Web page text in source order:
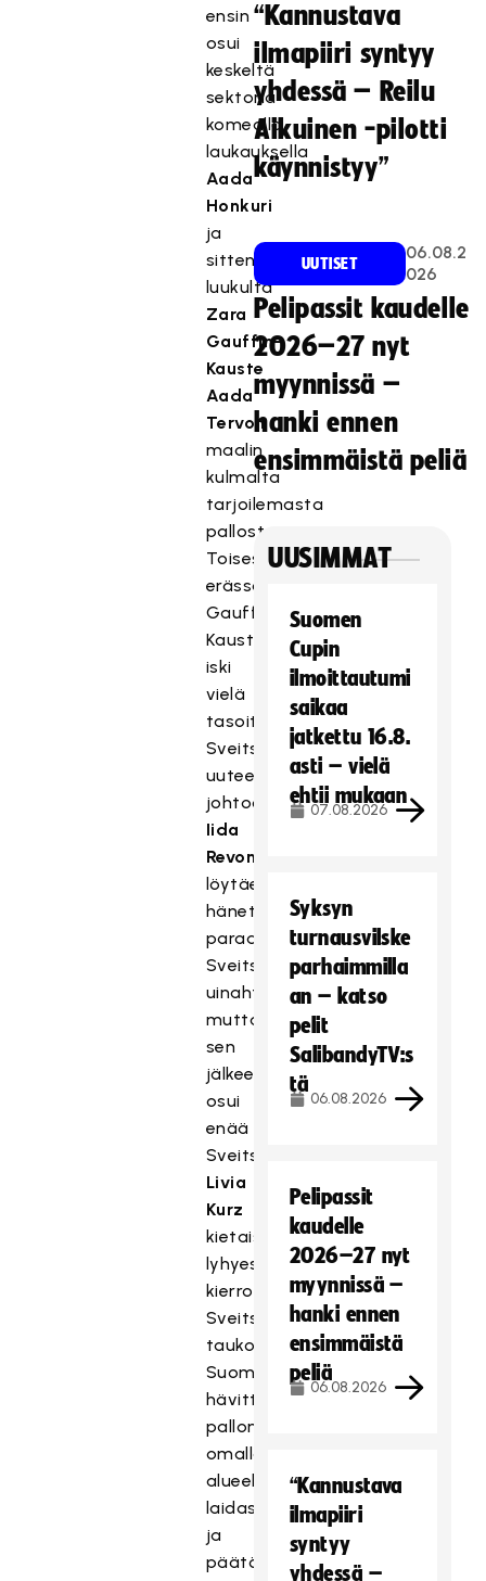
ensin
osui
keskeltä
sektoria
komealla
laukauksella
Aada
Honkuri
ja
sitten
luukulta
Zara
Gauffin-
Kauste
Aada
Tervon
maalin
kulmalta
tarjoilemasta
pallosta.
Toisessa
erässä
Gauffin-
Kauste
iski
vielä
tasoituksen
Sveitsin
uuteen
johtoon
Iida
Revon
löytäessä
hänet
paraatipaikalta
Sveitsin
uinahtaessa,
mutta
sen
jälkeen
osui
enää
Sveitsi.
Livia
Kurz
kietaisi
lyhyestä
kierrosta
Sveitsin
taukojohtoon
Suomen
hävittyä
pallon
omalla
alueella
laidassa,
ja
päätösjaksolla
“Kannustava
ilmapiiri syntyy
yhdessä – Reilu
Aikuinen -pilotti
käynnistyy”
UUTISET
06.08.2
026
Pelipassit kaudelle
2026–27 nyt
myynnissä –
hanki ennen
ensimmäistä peliä
UUSIMMAT
Suomen
Cupin
ilmoittautumi
saikaa
jatkettu 16.8.
asti – vielä
ehtii mukaan
07.08.2026
Syksyn
turnausvilske
parhaimmilla
an – katso
pelit
SalibandyTV:s
tä
06.08.2026
Pelipassit
kaudelle
2026–27 nyt
myynnissä –
hanki ennen
ensimmäistä
peliä
06.08.2026
“Kannustava
ilmapiiri
syntyy
yhdessä –